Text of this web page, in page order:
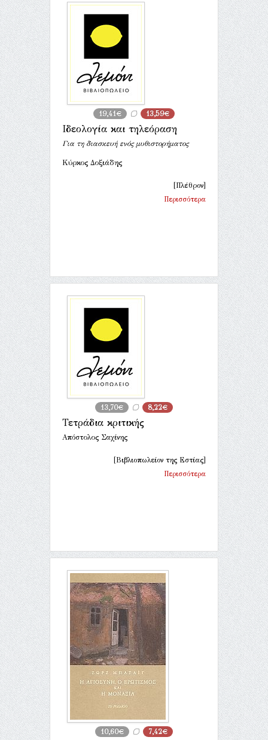
19,41€ 13,59€
Ιδεολογία και τηλεόραση
Για τη διασκευή ενός μυθιστορήματος
Κύρκος Δοξιάδης
[Πλέθρον]
Περισσότερα
13,70€ 8,22€
Τετράδια κριτικής
Απόστολος Σαχίνης
[Βιβλιοπωλείον της Εστίας]
Περισσότερα
10,60€ 7,42€